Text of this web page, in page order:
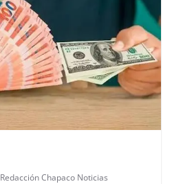
Redacción Chapaco Noticias